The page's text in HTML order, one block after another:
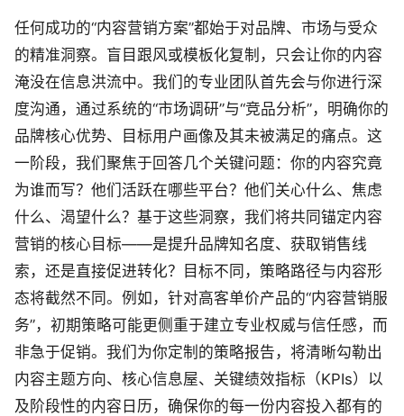
任何成功的“内容营销方案”都始于对品牌、市场与受众
的精准洞察。盲目跟风或模板化复制，只会让你的内容
淹没在信息洪流中。我们的专业团队首先会与你进行深
度沟通，通过系统的“市场调研”与“竞品分析”，明确你的
品牌核心优势、目标用户画像及其未被满足的痛点。这
一阶段，我们聚焦于回答几个关键问题：你的内容究竟
为谁而写？他们活跃在哪些平台？他们关心什么、焦虑
什么、渴望什么？基于这些洞察，我们将共同锚定内容
营销的核心目标——是提升品牌知名度、获取销售线
索，还是直接促进转化？目标不同，策略路径与内容形
态将截然不同。例如，针对高客单价产品的“内容营销服
务”，初期策略可能更侧重于建立专业权威与信任感，而
非急于促销。我们为你定制的策略报告，将清晰勾勒出
内容主题方向、核心信息屋、关键绩效指标（KPIs）以
及阶段性的内容日历，确保你的每一份内容投入都有的